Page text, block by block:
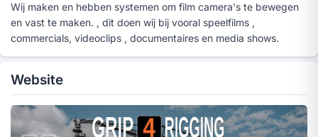
Wij maken en hebben systemen om film camera's te bewegen
en vast te maken. , dit doen wij bij vooral speelfilms ,
commercials, videoclips , documentaires en media shows.
Website